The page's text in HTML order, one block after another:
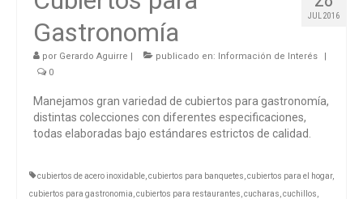
JUL 2016
Gastronomía
por Gerardo Aguirre | publicado en: Información de Interés
|
0
Manejamos gran variedad de cubiertos para gastronomía,
distintas colecciones con diferentes especificaciones,
todas elaboradas bajo estándares estrictos de calidad.
cubiertos de acero inoxidable cubiertos para banquetes cubiertos para el hogar,
cubiertos para gastronomia cubiertos para restaurantes cucharas cuchillos